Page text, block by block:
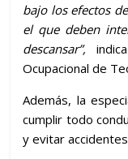
bajo los efectos
el que deben
descansar”,
Ocupacional de
Además, la
cumplir todo
y evitar